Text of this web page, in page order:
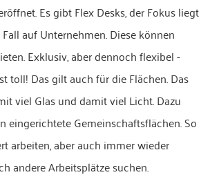
Es gibt Flex Desks, der Fokus liegt
auf Unternehmen. Diese können
Exklusiv, aber dennoch flexibel -
toll! Das gilt auch für die Flächen. Das
viel Glas und damit viel Licht. Dazu
eingerichtete Gemeinschaftsflächen. So
arbeiten, aber auch immer wieder
andere Arbeitsplätze suchen.